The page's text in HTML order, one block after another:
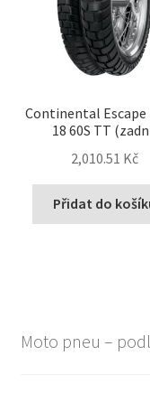
Continental Escape
18 60S TT
2,010.51 Kč
Přidat do
Moto pneu –